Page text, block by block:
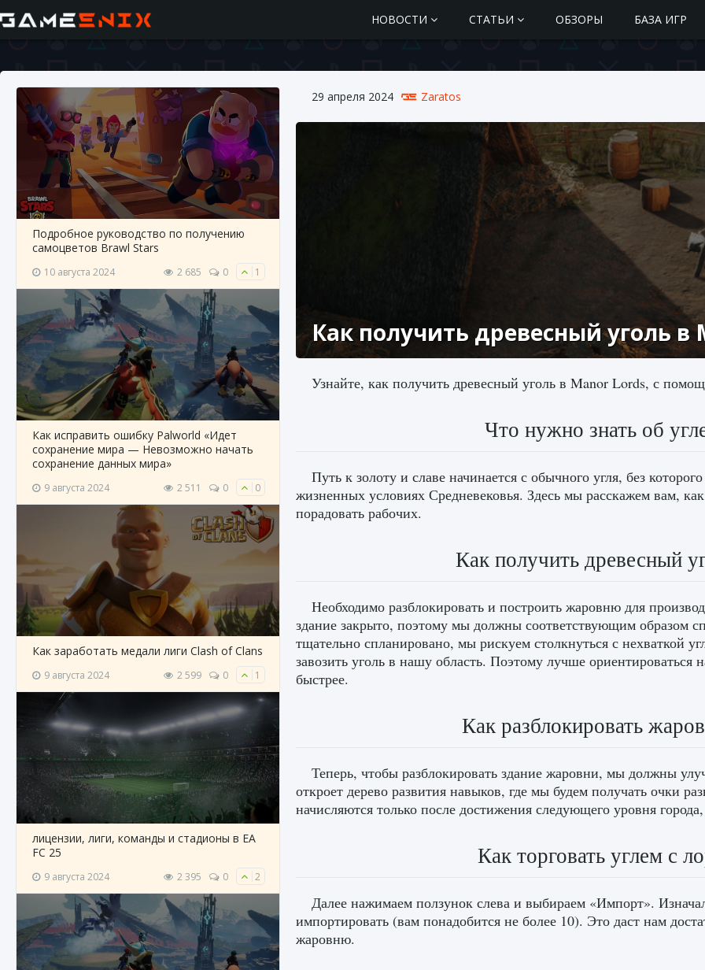
НОВОСТИ СТАТЬИ ОБЗОРЫ БАЗА ИГР
Подробное руководство по получению
самоцветов Brawl Stars
10 августа 2024 2 685 0 1
Как исправить ошибку Palworld «Идет
сохранение мира — Невозможно начать
сохранение данных мира»
9 августа 2024 2 511 0 0
Как заработать медали лиги Clash of Clans
9 августа 2024 2 599 0 1
лицензии, лиги, команды и стадионы в EA
FC 25
9 августа 2024 2 395 0 2
29 апреля 2024 Zaratos
Как получить древесный уголь в
Узнайте, как получить древесный уголь в Manor Lords, с
Что нужно знать об
Путь к золоту и славе начинается с обычного угля, без
жизненных условиях Средневековья. Здесь мы расскажем вам,
порадовать рабочих.
Как получить древесный
Необходимо разблокировать и построить жаровню для
здание закрыто, поэтому мы должны соответствующим образом
тщательно спланировано, мы рискуем столкнуться с нехваткой
завозить уголь в нашу область. Поэтому лучше ориентироваться
быстрее.
Как разблокировать
Теперь, чтобы разблокировать здание жаровни, мы должны
откроет дерево развития навыков, где мы будем получать очки
начисляются только после достижения следующего уровня
Как торговать углем с
Далее нажимаем ползунок слева и выбираем «Импорт».
импортировать (вам понадобится не более 10). Это даст нам
жаровню.